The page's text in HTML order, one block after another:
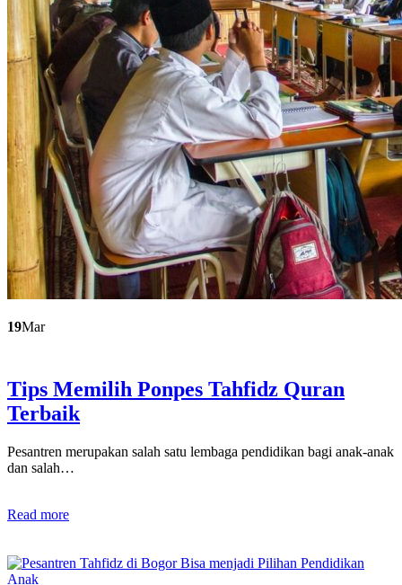
19Mar
Tips Memilih Ponpes Tahfidz Quran
Terbaik
Pesantren merupakan salah satu lembaga pendidikan bagi anak-anak
dan salah…
Read more